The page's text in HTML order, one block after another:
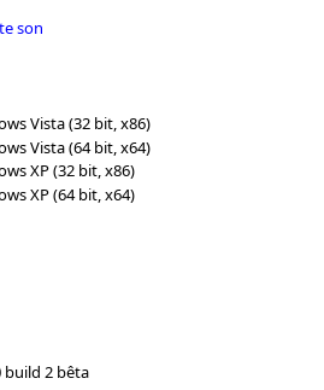
son
Vista (32 bit, x86)
Vista (64 bit, x64)
XP (32 bit, x86)
XP (64 bit, x64)
build 2 bêta